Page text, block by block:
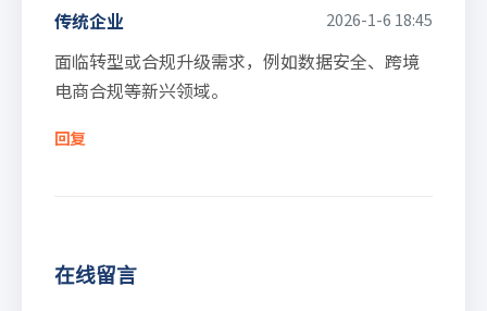
传统企业 2026-1-6 18:45
面临转型或合规升级需求，例如数据安全、跨境
电商合规等新兴领域。
回复
在线留言